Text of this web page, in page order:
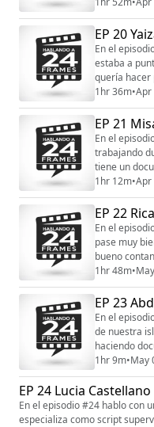
puede hacer
cosas más.
estudiantes
Este
EP 20
En el
estaba a
quería hacer
ella se va
Estando en
irse a
compromiso
su trabajo y
1hr 36m•Apr
EP 21
En el
trabajando
tiene un
de la
documental
http://
auspiciado
...
1hr 12m•Apr
EP 22
En el
pase muy
bueno
presentando
Espero que
Este
muebles de
Eleonor
pagin...
1hr 48m•
EP 23
En el
de nuestra
haciendo
historia es
experiencia
conversación con
auspiciado
visita su
1hr 9m•May
EP 24 Lucia Castellano
En el episodio #24 hablo con
especializa como script